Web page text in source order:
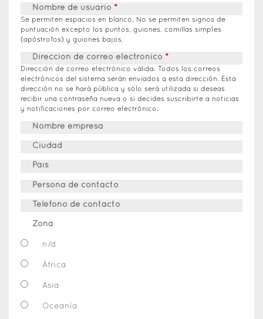
Nombre de usuario *
Se permiten espacios en blanco. No se permiten signos de
puntuación excepto los puntos, guiones, comillas simples
(apóstrofos) y guiones bajos,
Dirección de correo electrónico *
Dirección de correo electrónico válida. Todos los correos
electrónicos del sistema serán enviados a esta dirección. Esta
dirección no se hará pública y sólo será utilizada si deseas
recibir una contraseña nueva o si decides suscribirte a noticias
y notificaciones por correo electrónico.
Nombre empresa
Ciudad
País
Persona de contacto
Teléfono de contacto
Zona
n/d
África
Asia
Oceanía